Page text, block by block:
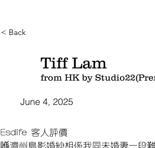
< Back
Tiff Lam
from HK by
June 4, 2025
Esdlife 客人評價
喺濟州島影婚紗相係我同未婚妻一段